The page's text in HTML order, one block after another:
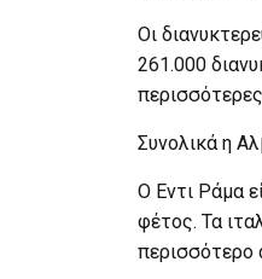
Οι
261.000
Συνολικά η
Ο Εντι Ράμα
φέτος. Τα
περισσότερο